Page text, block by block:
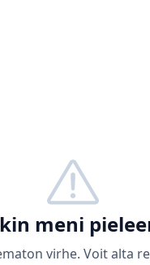
meni
virhe. Voit alta